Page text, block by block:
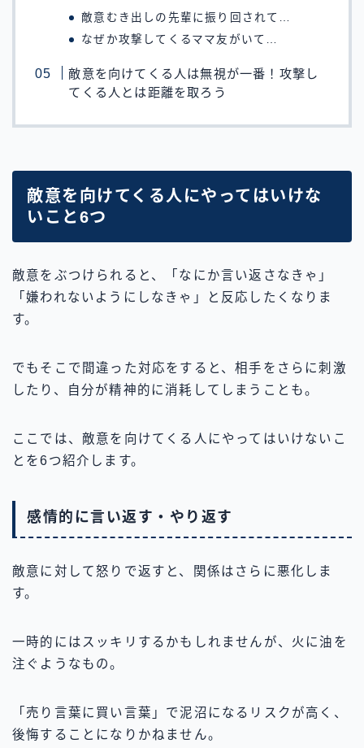
敵意むき出しの先輩に振り回されて…
なぜか攻撃してくるママ友がいて…
敵意を向けてくる人は無視が一番！攻撃し
てくる人とは距離を取ろう
敵意を向けてくる人にやってはいけな
いこと6つ
敵意をぶつけられると、「なにか言い返さなきゃ」
「嫌われないようにしなきゃ」と反応したくなりま
す。
でもそこで間違った対応をすると、相手をさらに刺激
したり、自分が精神的に消耗してしまうことも。
ここでは、敵意を向けてくる人にやってはいけないこ
とを6つ紹介します。
感情的に言い返す・やり返す
敵意に対して怒りで返すと、関係はさらに悪化しま
す。
一時的にはスッキリするかもしれませんが、火に油を
注ぐようなもの。
「売り言葉に買い言葉」で泥沼になるリスクが高く、
後悔することになりかねません。